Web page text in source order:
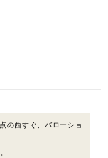
の西すぐ、バローショ